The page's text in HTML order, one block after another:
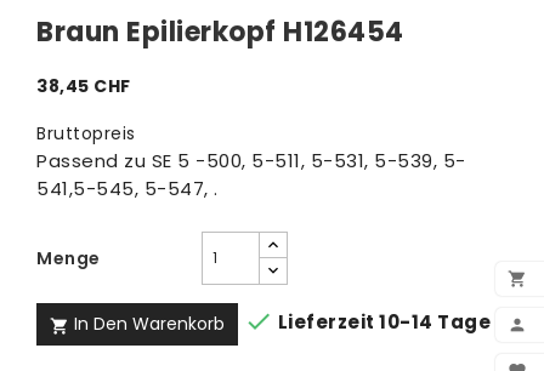


Braun Epilierkopf H126454
38,45 CHF
Bruttopreis
Passend zu SE 5 -500, 5-511, 5-531, 5-539, 5-
541,5-545, 5-547, .
Menge
 In Den Warenkorb  Lieferzeit 10-14 Tage